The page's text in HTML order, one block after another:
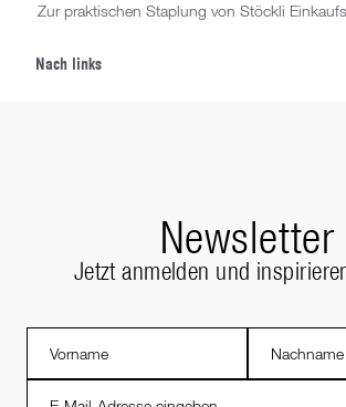
Zur praktischen Staplung von Stöckli
Nach links
Newsletter
Jetzt anmelden und